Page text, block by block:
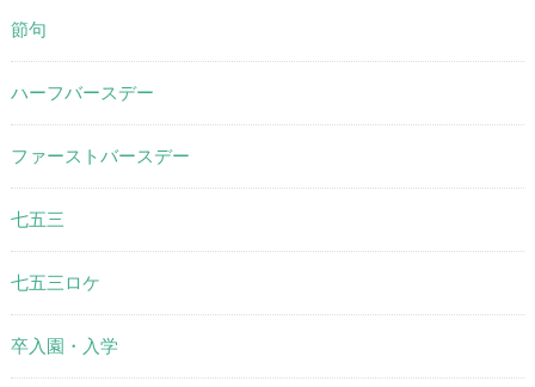
節句
ハーフバースデー
ファーストバースデー
七五三
七五三ロケ
卒入園・入学